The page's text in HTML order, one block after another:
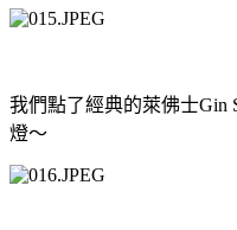
我們點了經典的萊佛士Gin
燈～